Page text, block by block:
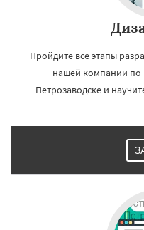
Пройдите все этапы
нашей компании по
Петрозаводске и